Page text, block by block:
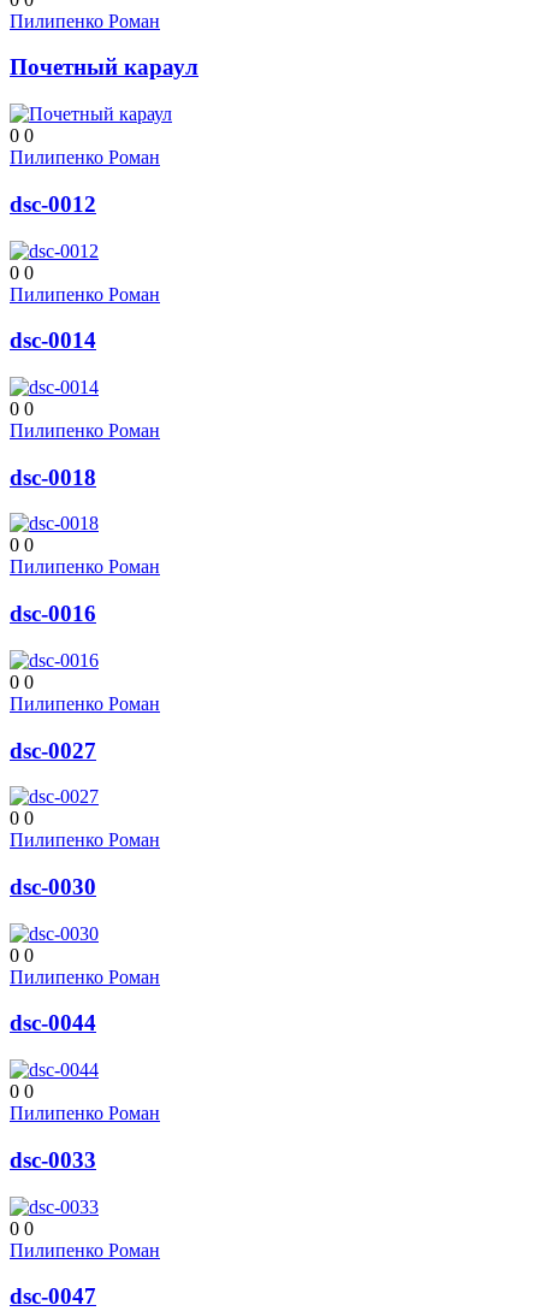
Пилипенко Роман
Почетный караул
0 0
Пилипенко Роман
dsc-0012
0 0
Пилипенко Роман
dsc-0014
0 0
Пилипенко Роман
dsc-0018
0 0
Пилипенко Роман
dsc-0016
0 0
Пилипенко Роман
dsc-0027
0 0
Пилипенко Роман
dsc-0030
0 0
Пилипенко Роман
dsc-0044
0 0
Пилипенко Роман
dsc-0033
0 0
Пилипенко Роман
dsc-0047